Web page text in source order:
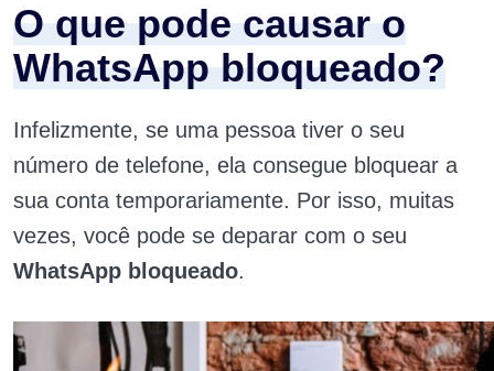
O que pode causar o
WhatsApp bloqueado?
Infelizmente, se uma pessoa tiver o seu
número de telefone, ela consegue bloquear a
sua conta temporariamente. Por isso, muitas
vezes, você pode se deparar com o seu
WhatsApp bloqueado.